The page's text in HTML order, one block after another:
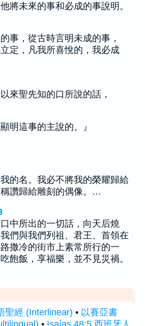
將未來的事和必成的事說明。
事，從古時言明未成的事，
定，凡我所喜悅的，我必成
來聖先知的口所說的話，
明這事的主說的。』
的名。我必不將我的榮耀歸給
讚歸給雕刻的偶像。…
中所出的一切話，向天后燒
們與我們列祖、君王、首領在
撒冷的街市上素常所行的一
飽飯，享福樂，並不見災禍。
聖經 (Interlinear) • 以賽亞書